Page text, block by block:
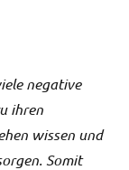
negative
ihren
wissen und
Somit